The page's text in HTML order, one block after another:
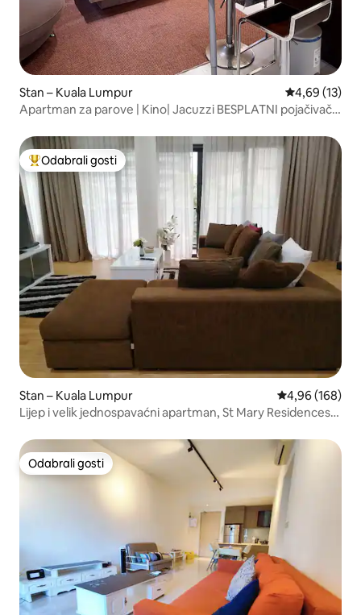
Stan – Kuala Lumpur Prosječna
4,69 (13)
Apartman za parove | Kino| Jacuzzi BESPLATNI pojačivač
Među najviše rangiranima s oznakom „Odabrali gosti”
Odabrali gosti
Stan – Kuala Lumpur Prosječna
4,96 (168)
Lijep i velik jednospavaćni apartman, St Mary Residences,
Odabrali gosti
Odabrali gosti